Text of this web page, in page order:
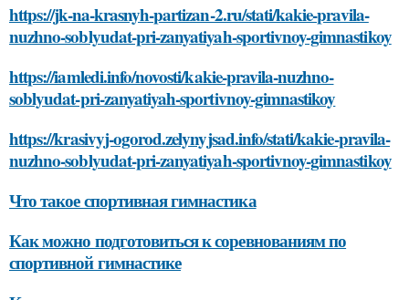
https://jk-na-krasnyh-partizan-2.ru/stati/kakie-pravila-
nuzhno-soblyudat-pri-zanyatiyah-sportivnoy-gimnastikoy
https://iamledi.info/novosti/kakie-pravila-nuzhno-
soblyudat-pri-zanyatiyah-sportivnoy-gimnastikoy
https://krasivyj-ogorod.zelynyjsad.info/stati/kakie-pravila-
nuzhno-soblyudat-pri-zanyatiyah-sportivnoy-gimnastikoy
Что такое спортивная гимнастика
Как можно подготовиться к соревнованиям по
спортивной гимнастике